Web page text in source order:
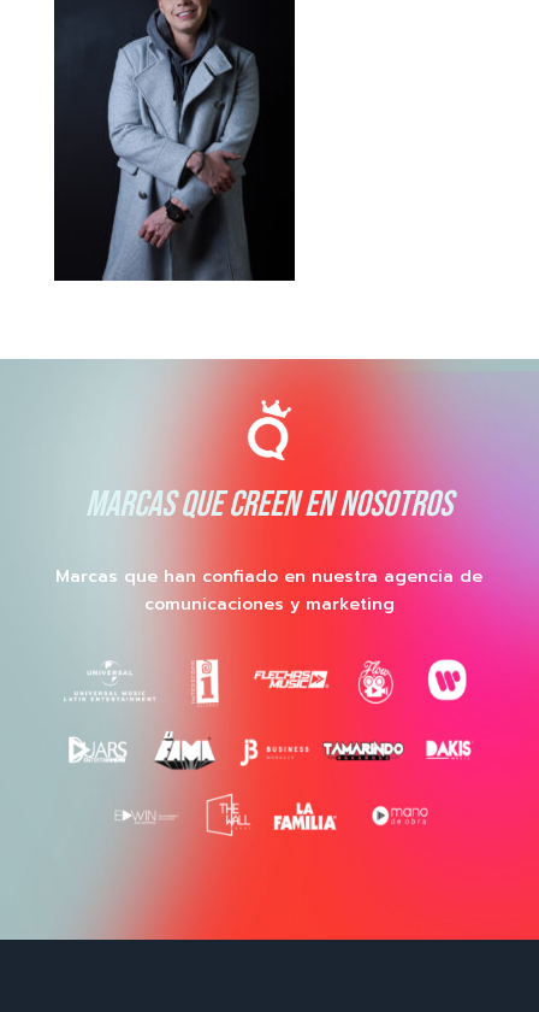
MARCAS QUE CREEN EN NOSOTROS
Marcas que han confiado en nuestra agencia de
comunicaciones y marketing